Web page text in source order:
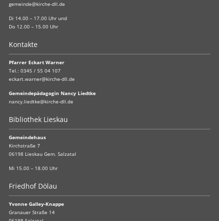
gemeinde@kirche-dll.de
Di 14.00 – 17.00 Uhr und
Do 12.00 – 15.00 Uhr
Kontakte
Pfarrer Eckart Warner
Tel.: 0345 / 55 04 107
eckart.warner@kirche-dll.de
Gemeindepädagogin Nancy Liedtke
nancy.liedtke@kirche-dll.de
Bibliothek Lieskau
Gemeindehaus
Kirchstraße 7
06198 Lieskau Gem. Salzatal
Mi 15.00 – 18.00 Uhr
Friedhof Dölau
Yvonne Galley-Knappe
Granauer Straße 14